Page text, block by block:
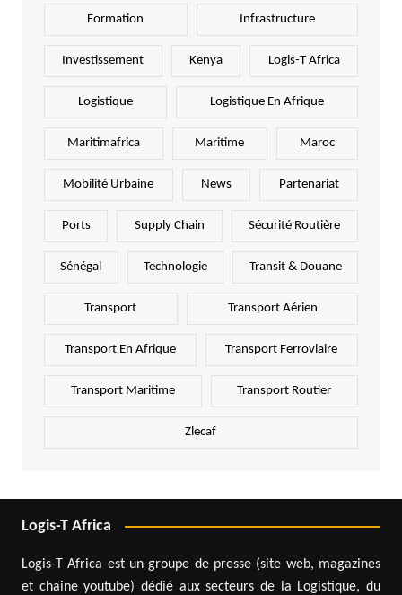
Formation Infrastructure
Investissement Kenya Logis-T Africa
Logistique Logistique En Afrique
Maritimafrica Maritime Maroc
Mobilité Urbaine News Partenariat
Ports Supply Chain Sécurité Routière
Sénégal Technologie Transit & Douane
Transport Transport Aérien
Transport En Afrique Transport Ferroviaire
Transport Maritime Transport Routier
Zlecaf
Logis-T Africa
Logis-T Africa est un groupe de presse (site web, magazines
et chaîne youtube) dédié aux secteurs de la Logistique, du